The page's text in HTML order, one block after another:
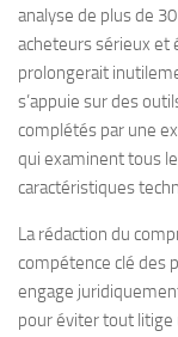
analyse de plus de
acheteurs sérieux et
prolongerait
s’appuie sur des
complétés par une
qui examinent tous
caractéristiques
La rédaction du
compétence clé des
engage
pour éviter tout litige